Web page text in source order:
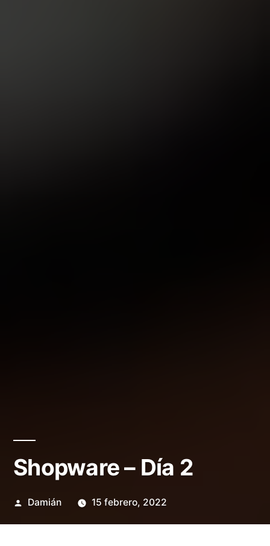
Shopware – Día 2
Publicado
Damián 15 febrero, 2022